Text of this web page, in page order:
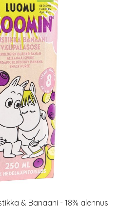
& Banaani - 18% alennus